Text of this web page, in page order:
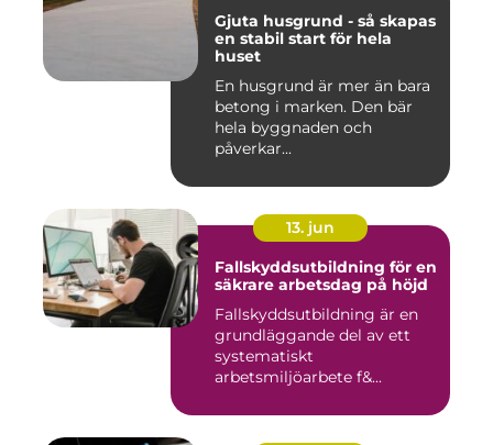
Gjuta husgrund - så skapas
en stabil start för hela
huset
En husgrund är mer än bara
betong i marken. Den bär
hela byggnaden och
påverkar...
13. jun
Fallskyddsutbildning för en
säkrare arbetsdag på höjd
Fallskyddsutbildning är en
grundläggande del av ett
systematiskt
arbetsmiljöarbete f&...